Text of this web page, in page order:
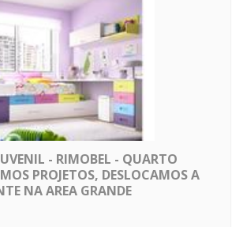
- RIMOBEL - QUARTO
PROJETOS, DESLOCAMOS A
NA AREA GRANDE